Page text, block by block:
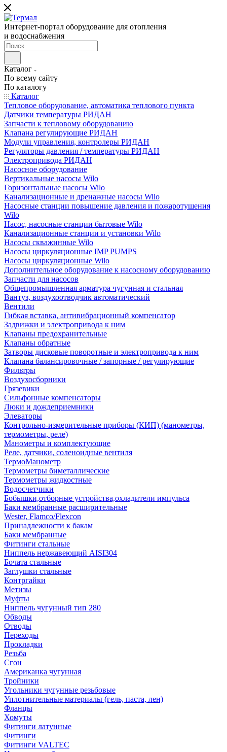
Интернет-портал оборудование для отопления
и водоснабжения
Каталог
По всему сайту
По каталогу
Каталог
Тепловое оборудование, автоматика теплового пункта
Датчики температуры РИДАН
Запчасти к тепловому оборудованию
Клапана регулирующие РИДАН
Модули управления, контролеры РИДАН
Регуляторы давления / температуры РИДАН
Электропривода РИДАН
Насосное оборудование
Вертикальные насосы Wilo
Горизонтальные насосы Wilo
Канализационные и дренажные насосы Wilo
Насосные станции повышение давления и пожаротушения
Wilo
Насос, насосные станции бытовые Wilo
Канализационные станции и установки Wilo
Насосы скважинные Wilo
Насосы циркуляционные IMP PUMPS
Насосы циркуляционные Wilo
Дополнительное оборудование к насосному оборудованию
Запчасти для насосов
Общепромышленная арматура чугунная и стальная
Вантуз, воздухоотводчик автоматический
Вентили
Гибкая вставка, антивибрационный компенсатор
Задвижки и электропривода к ним
Клапаны предохранительные
Клапаны обратные
Затворы дисковые поворотные и электропривода к ним
Клапана балансировочные / запорные / регулирующие
Фильтры
Воздухосборники
Грязевики
Сильфонные компенсаторы
Люки и дождеприемники
Элеваторы
Контрольно-измерительные приборы (КИП) (манометры,
термометры, реле)
Манометры и комплектующие
Реле, датчики, соленоидные вентиля
ТермоМанометр
Термометры биметаллические
Термометры жидкостные
Водосчетчики
Бобышки,отборные устройства,охладители импульса
Баки мембранные расширительные
Wester, Flamco/Flexcon
Принадлежности к бакам
Баки мембранные
Фитинги стальные
Ниппель нержавеющий AISI304
Бочата стальные
Заглушки стальные
Контргайки
Метизы
Муфты
Ниппель чугунный тип 280
Обводы
Отводы
Переходы
Прокладки
Резьба
Сгон
Американка чугунная
Тройники
Угольники чугунные резьбовые
Уплотнительные материалы (гель, паста, лен)
Фланцы
Хомуты
Фитинги латунные
Фитинги
Фитинги VALTEC